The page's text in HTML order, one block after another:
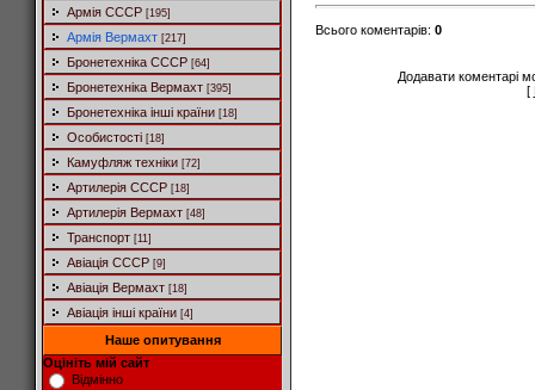
Армія СССР [195]
Армія Вермахт [217]
Бронетехніка СССР [64]
Бронетехніка Вермахт [395]
Бронетехніка інші країни [18]
Особистості [18]
Камуфляж техніки [72]
Артилерія СССР [18]
Артилерія Вермахт [48]
Транспорт [11]
Авіація СССР [9]
Авіація Вермахт [18]
Авіація інші країни [4]
Наше опитування
Оцініть мій сайт
Відмінно
Всього коментарів: 0
Додавати коментарі
[